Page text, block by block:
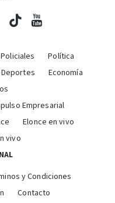
Policiales
Política
Deportes
Economía
Empresarial
Elonce en vivo
vivo
y Condiciones
Contacto